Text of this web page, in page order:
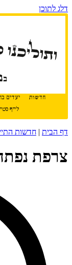
דלג לתוכן
ב
חדשות יעדים
לייף
דף הבית | חדשות
צרפת